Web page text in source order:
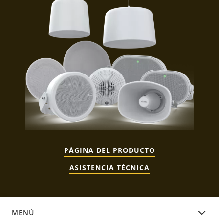
PÁGINA DEL PRODUCTO
ASISTENCIA TÉCNICA
MENÚ
DESCARGAR